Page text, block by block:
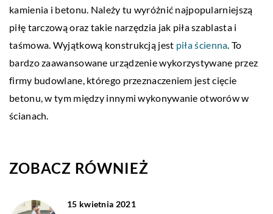
kamienia i betonu. Należy tu wyróżnić najpopularniejszą
piłę tarczową oraz takie narzędzia jak piła szablasta i
taśmowa. Wyjątkową konstrukcją jest piła ścienna. To
bardzo zaawansowane urządzenie wykorzystywane przez
firmy budowlane, którego przeznaczeniem jest cięcie
betonu, w tym między innymi wykonywanie otworów w
ścianach.
ZOBACZ RÓWNIEŻ
15 kwietnia 2021